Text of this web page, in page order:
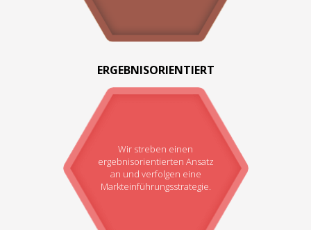
ERGEBNISORIENTIERT
Wir streben einen
ergebnisorientierten Ansatz
an und verfolgen eine
Markteinführungsstrategie.